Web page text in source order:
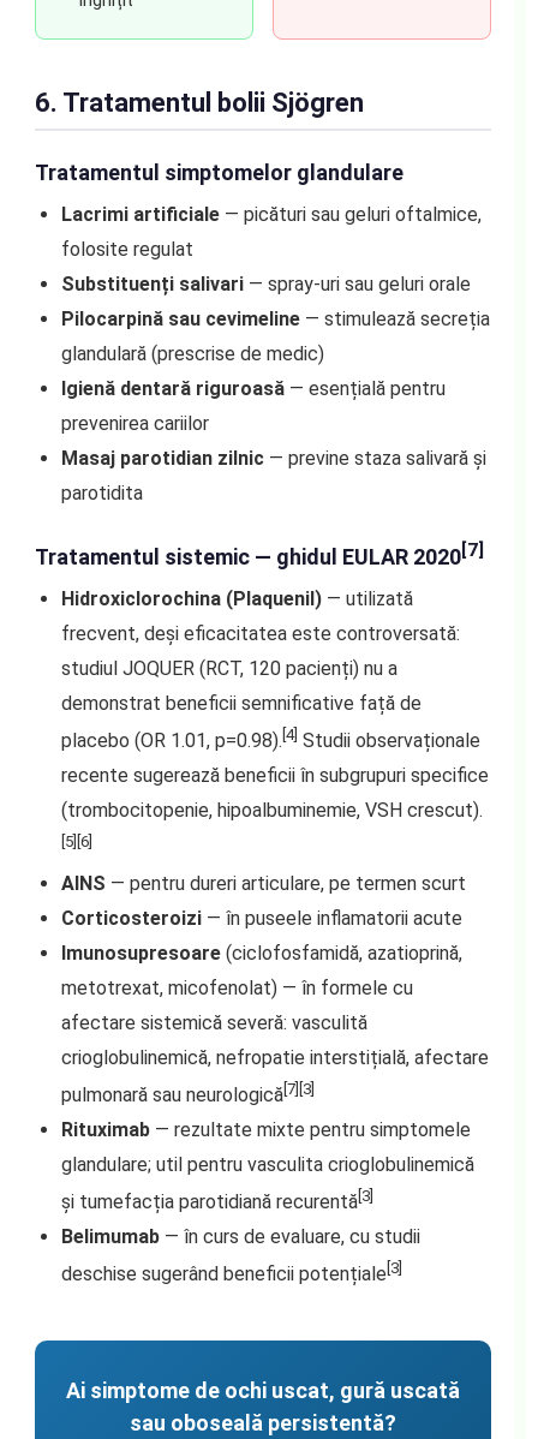
6. Tratamentul bolii Sjögren
Tratamentul simptomelor glandulare
Lacrimi artificiale— picături sau geluri oftalmice,
folosite regulat
Substituenți salivari— spray-uri sau geluri orale
Pilocarpină sau cevimeline— stimulează secreția
glandulară (prescrise de medic)
Igienă dentară riguroasă— esențială pentru
prevenirea cariilor
Masaj parotidian zilnic— previne staza salivară și
parotidita
Tratamentul sistemic — ghidul EULAR 2020[7]
Hidroxiclorochina (Plaquenil)— utilizată
frecvent, deși eficacitatea este controversată:
studiul JOQUER (RCT, 120 pacienți) nu a
demonstrat beneficii semnificative față de
placebo (OR 1.01, p=0.98). [4] Studii observaționale
recente sugerează beneficii în subgrupuri specifice
(trombocitopenie, hipoalbuminemie, VSH crescut).
[5][6]
AINS — pentru dureri articulare, pe termen scurt
Corticosteroizi— în puseele inflamatorii acute
Imunosupresoare(ciclofosfamidă, azatioprină,
metotrexat, micofenolat) — în formele cu
afectare sistemică severă: vasculită
crioglobulinemică, nefropatie interstițială, afectare
pulmonară sau neurologică [7][3]
Rituximab— rezultate mixte pentru simptomele
glandulare; util pentru vasculita crioglobulinemică
și tumefacția parotidiană recurentă [3]
Belimumab— în curs de evaluare, cu studii
deschise sugerând beneficii potențiale [3]
Ai simptome de ochi uscat, gură uscată
sau oboseală persistentă?